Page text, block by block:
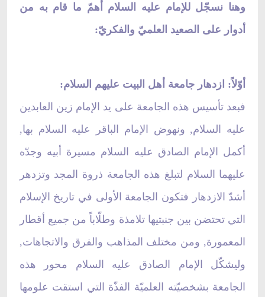
وهنا نسجّل للإمام عليه السلام أهمّ ما قام به من
أدوار على الصعيد العلميّ والفكريّ:
أوّلاً: ازدهار جامعة أهل البيت عليهم السلام:
فبعد تأسيس هذه الجامعة على يد الإمام زين العابدين
عليه السلام, ونهوض الإمام الباقر عليه السلام بها,
أكمل الإمام الصادق عليه السلام مسيرة أبيه وجدّه
عليهما السلام لتبلغ هذه الجامعة ذروة المجد وتزدهر
أشدّ الازدهار فتكون الجامعة الأولى في تاريخ الإسلام
التي تحتضن بين جنبتيها تلامذة وطلّاباً من جميع أقطار
المعمورة, ومن مختلف المذاهب والفرق والاتجاهات,
وليشكّل الإمام الصادق عليه السلام محور هذه
الجامعة بشخصيّته العلميّة الفذّة التي استقت علومها